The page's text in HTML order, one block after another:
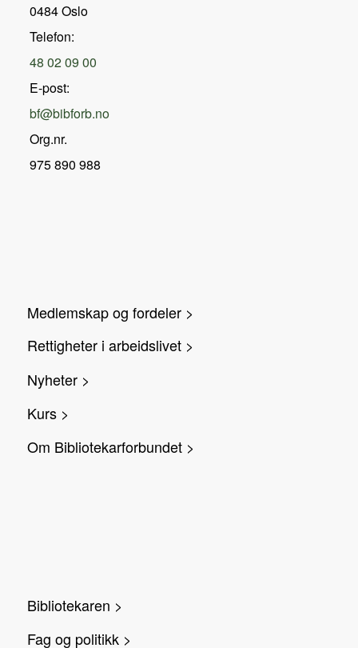
0484 Oslo
Telefon:
48 02 09 00
E-post:
bf@bibforb.no
Org.nr.
975 890 988
Medlemskap og fordeler >
Rettigheter i arbeidslivet >
Nyheter >
Kurs >
Om Bibliotekarforbundet >
Bibliotekaren >
Fag og politikk >